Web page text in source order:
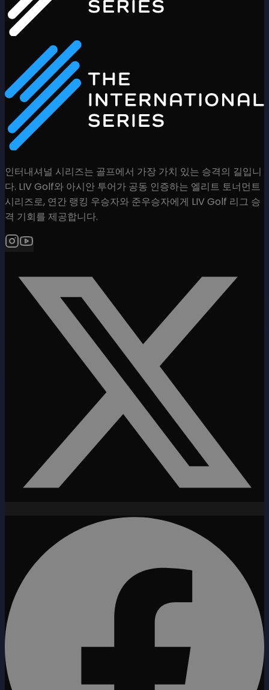
인터내셔널 시리즈는 골프에서 가장 가치 있는 승격의 길입니
다. LIV Golf와 아시안 투어가 공동 인증하는 엘리트 토너먼트
시리즈로, 연간 랭킹 우승자와 준우승자에게 LIV Golf 리그 승
격 기회를 제공합니다.